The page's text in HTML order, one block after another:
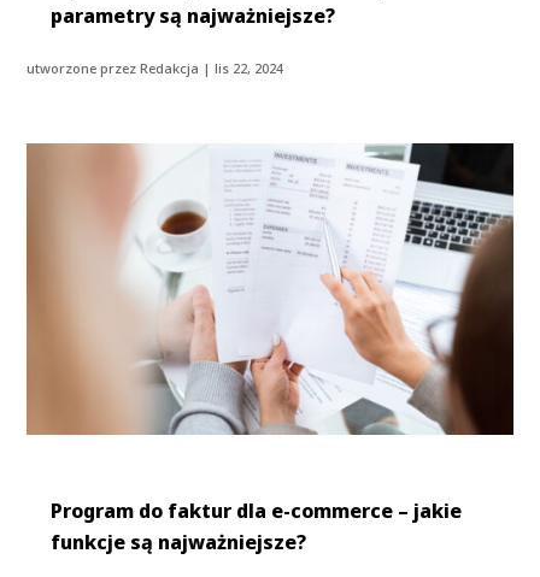
parametry są najważniejsze?
utworzone przezRedakcja |lis 22, 2024
Program do faktur dla e-commerce – jakie
funkcje są najważniejsze?